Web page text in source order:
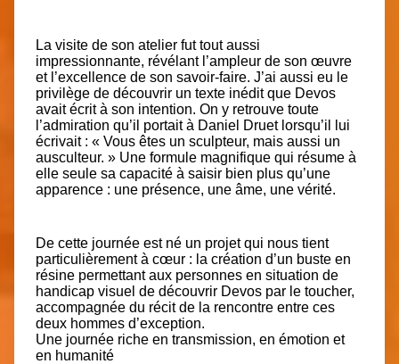
La visite de son atelier fut tout aussi
impressionnante, révélant l’ampleur de son œuvre
et l’excellence de son savoir-faire. J’ai aussi eu le
privilège de découvrir un texte inédit que Devos
avait écrit à son intention. On y retrouve toute
l’admiration qu’il portait à Daniel Druet lorsqu’il lui
écrivait : « Vous êtes un sculpteur, mais aussi un
ausculteur. » Une formule magnifique qui résume à
elle seule sa capacité à saisir bien plus qu’une
apparence : une présence, une âme, une vérité.
De cette journée est né un projet qui nous tient
particulièrement à cœur : la création d’un buste en
résine permettant aux personnes en situation de
handicap visuel de découvrir Devos par le toucher,
accompagnée du récit de la rencontre entre ces
deux hommes d’exception.
Une journée riche en transmission, en émotion et
en humanité